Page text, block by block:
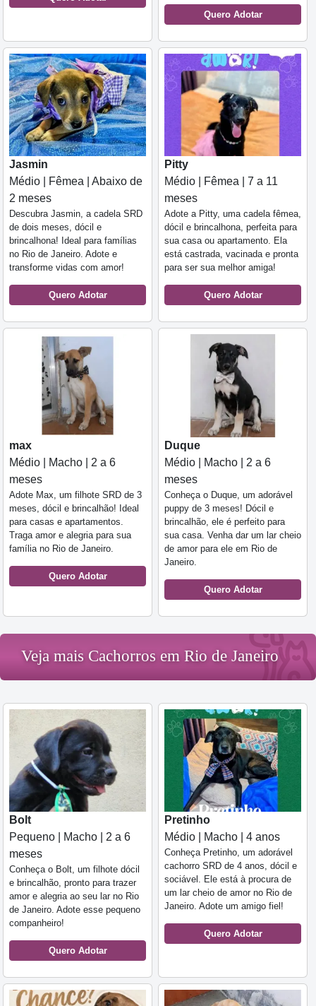
Quero Adotar
Jasmin
Médio | Fêmea | Abaixo de
2 meses
Descubra Jasmin, a cadela SRD
de dois meses, dócil e
brincalhona! Ideal para famílias
no Rio de Janeiro. Adote e
transforme vidas com amor!
Quero Adotar
Pitty
Médio | Fêmea | 7 a 11
meses
Adote a Pitty, uma cadela fêmea,
dócil e brincalhona, perfeita para
sua casa ou apartamento. Ela
está castrada, vacinada e pronta
para ser sua melhor amiga!
Quero Adotar
max
Médio | Macho | 2 a 6
meses
Adote Max, um filhote SRD de 3
meses, dócil e brincalhão! Ideal
para casas e apartamentos.
Traga amor e alegria para sua
família no Rio de Janeiro.
Quero Adotar
Duque
Médio | Macho | 2 a 6
meses
Conheça o Duque, um adorável
puppy de 3 meses! Dócil e
brincalhão, ele é perfeito para
sua casa. Venha dar um lar cheio
de amor para ele em Rio de
Janeiro.
Quero Adotar
Veja mais Cachorros em Rio de Janeiro
Bolt
Pequeno | Macho | 2 a 6
meses
Conheça o Bolt, um filhote dócil
e brincalhão, pronto para trazer
amor e alegria ao seu lar no Rio
de Janeiro. Adote esse pequeno
companheiro!
Quero Adotar
Pretinho
Médio | Macho | 4 anos
Conheça Pretinho, um adorável
cachorro SRD de 4 anos, dócil e
sociável. Ele está à procura de
um lar cheio de amor no Rio de
Janeiro. Adote um amigo fiel!
Quero Adotar